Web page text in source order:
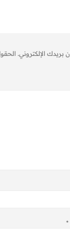
بريدك الإلكتروني.
*